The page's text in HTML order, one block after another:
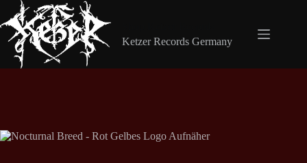
Inhalt
springen
Ketzer Records Germany